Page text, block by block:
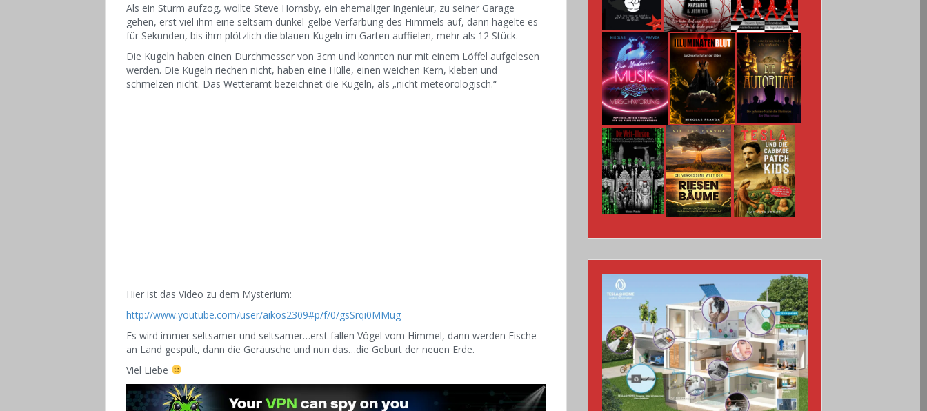
Als ein Sturm aufzog, wollte Steve Hornsby, ein ehemaliger Ingenieur, zu seiner Garage
gehen, erst viel ihm eine seltsam dunkel-gelbe Verfärbung des Himmels auf, dann hagelte es
für Sekunden, bis ihm plötzlich die blauen Kugeln im Garten auffielen, mehr als 12 Stück.
Die Kugeln haben einen Durchmesser von 3cm und konnten nur mit einem Löffel aufgelesen
werden. Die Kugeln riechen nicht, haben eine Hülle, einen weichen Kern, kleben und
schmelzen nicht. Das Wetteramt bezeichnet die Kugeln, als „nicht meteorologisch.“
Hier ist das Video zu dem Mysterium:
http://www.youtube.com/user/aikos2309#p/f/0/gsSrqi0MMug
Es wird immer seltsamer und seltsamer…erst fallen Vögel vom Himmel, dann werden Fische
an Land gespült, dann die Geräusche und nun das…die Geburt der neuen Erde.
Viel Liebe